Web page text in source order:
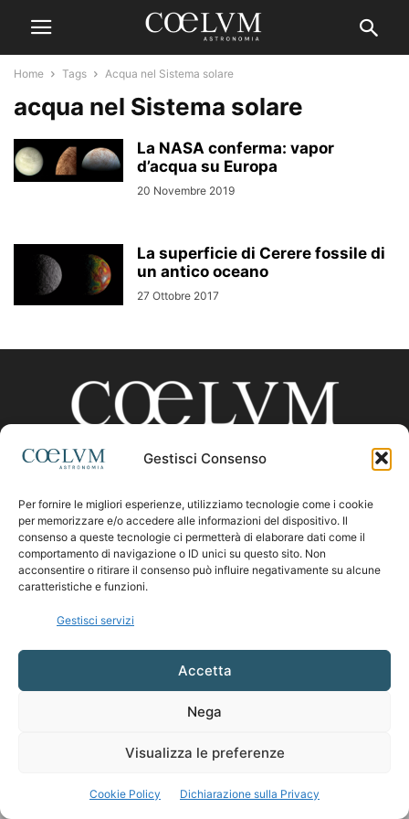
Gestisci Consenso
Per fornire le migliori esperienze, utilizziamo tecnologie come i cookie
per memorizzare e/o accedere alle informazioni del dispositivo. Il
consenso a queste tecnologie ci permetterà di elaborare dati come il
comportamento di navigazione o ID unici su questo sito. Non
acconsentire o ritirare il consenso può influire negativamente su alcune
caratteristiche e funzioni.
Gestisci servizi
Accetta
Nega
Visualizza le preferenze
Cookie Policy Dichiarazione sulla Privacy
Home Tags Acqua nel Sistema solare
acqua nel Sistema solare
La NASA conferma: vapor
d’acqua su Europa
20 Novembre 2019
La superficie di Cerere fossile di
un antico oceano
27 Ottobre 2017
CHI SIAMO
Contattaci:coelumastro@coelum.com